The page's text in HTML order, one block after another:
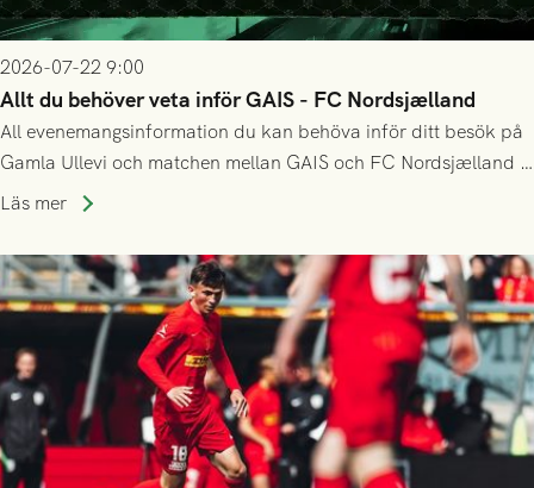
2026-07-22 9:00
Allt du behöver veta inför GAIS - FC Nordsjælland
All evenemangsinformation du kan behöva inför ditt besök på
Gamla Ullevi och matchen mellan GAIS och FC Nordsjælland i
kvalet till Conference League! Avspark kl 19.00 på torsdag
Läs mer